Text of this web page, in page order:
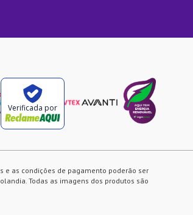
Verificada por
e as condições de pagamento poderão ser
Todas as imagens dos produtos são